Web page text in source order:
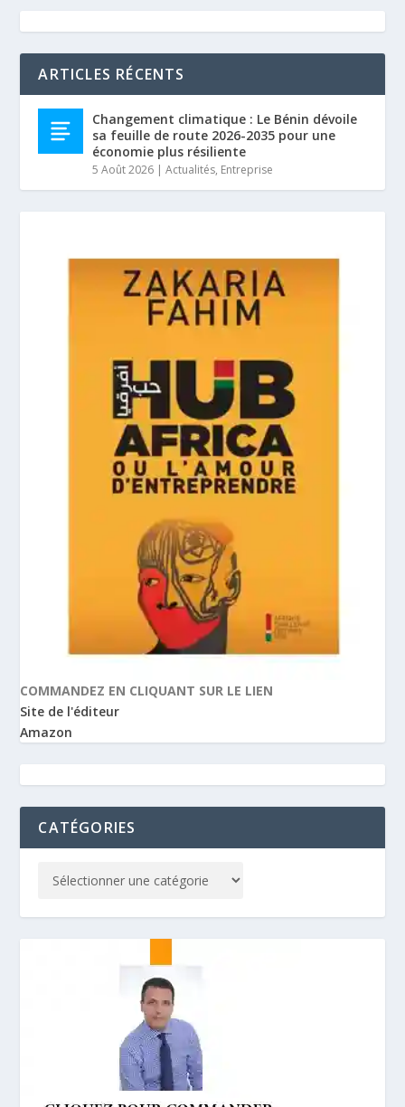
ARTICLES RÉCENTS
Changement climatique : Le Bénin dévoile
sa feuille de route 2026-2035 pour une
économie plus résiliente
5 Août 2026 |Actualités, Entreprise
COMMANDEZ EN CLIQUANT SUR LE LIEN
Site de l'éditeur
Amazon
CATÉGORIES